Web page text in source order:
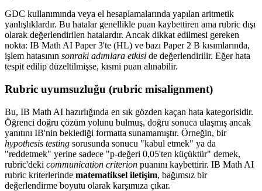
GDC kullanımında veya el hesaplamalarında yapılan aritmetik
yanlışlıklardır. Bu hatalar genellikle puan kaybettiren ama rubric dışı
olarak değerlendirilen hatalardır. Ancak dikkat edilmesi gereken
nokta: IB Math AI Paper 3'te (HL) ve bazı Paper 2 B kısımlarında,
işlem hatasının sonraki adımlara etkisi de değerlendirilir. Eğer hata
tespit edilip düzeltilmişse, kısmi puan alınabilir.
Rubric uyumsuzluğu (rubric misalignment)
Bu, IB Math AI hazırlığında en sık gözden kaçan hata kategorisidir.
Öğrenci doğru çözüm yolunu bulmuş, doğru sonuca ulaşmış ancak
yanıtını IB'nin beklediği formatta sunamamıştır. Örneğin, bir
hypothesis testing sorusunda sonucu "kabul etmek" ya da
"reddetmek" yerine sadece "p-değeri 0,05'ten küçüktür" demek,
rubric'deki communication criterion puanını kaybettirir. IB Math AI
rubric kriterlerinde matematiksel iletişim, bağımsız bir
değerlendirme boyutu olarak karşımıza çıkar.